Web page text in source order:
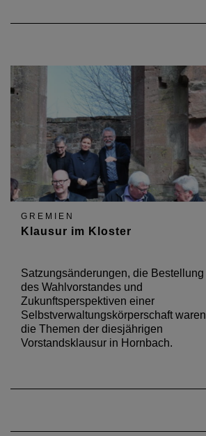
GREMIEN
Klausur im Kloster
Satzungsänderungen, die Bestellung
des Wahlvorstandes und
Zukunftsperspektiven einer
Selbstverwaltungskörperschaft waren
die Themen der diesjährigen
Vorstandsklausur in Hornbach.